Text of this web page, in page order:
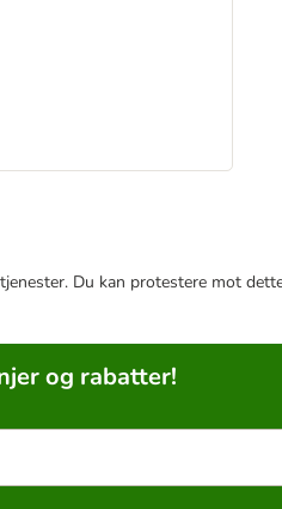
Du kan protestere mot
og rabatter!